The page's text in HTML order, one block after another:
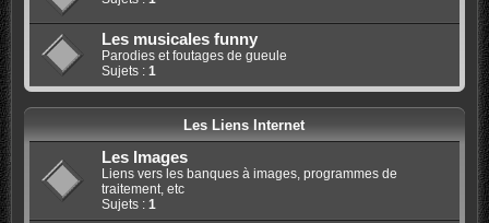
Les musicales funny
Parodies et foutages de gueule
Sujets : 1
Les Liens Internet
Les Images
Liens vers les banques à images, programmes de
traitement, etc
Sujets : 1